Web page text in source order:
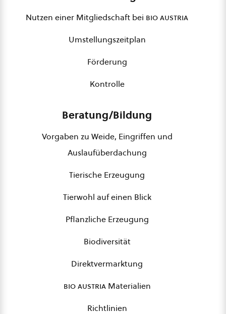
Nutzen einer Mitgliedschaft bei bio austria
Umstellungszeitplan
Förderung
Kontrolle
Beratung/Bildung
Vorgaben zu Weide, Eingriffen und
Auslaufüberdachung
Tierische Erzeugung
Tierwohl auf einen Blick
Pflanzliche Erzeugung
Biodiversität
Direktvermarktung
bio austriaMaterialien
Richtlinien